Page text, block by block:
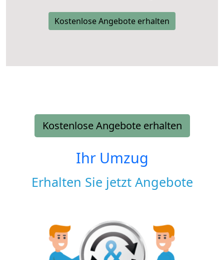
Kostenlose Angebote erhalten
Kostenlose Angebote erhalten
Ihr Umzug
Erhalten Sie jetzt Angebote